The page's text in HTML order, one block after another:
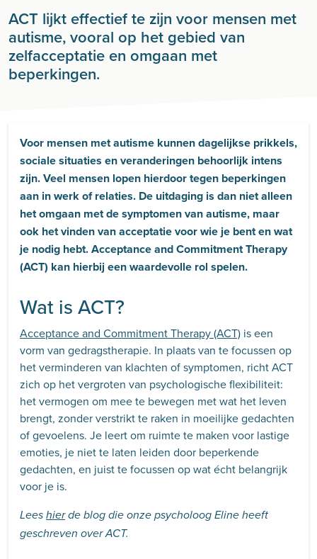
ACT lijkt effectief te zijn voor mensen met
autisme, vooral op het gebied van
zelfacceptatie en omgaan met
beperkingen.
Voor mensen met autisme kunnen dagelijkse prikkels,
sociale situaties en veranderingen behoorlijk intens
zijn. Veel mensen lopen hierdoor tegen beperkingen
aan in werk of relaties. De uitdaging is dan niet alleen
het omgaan met de symptomen van autisme, maar
ook het vinden van acceptatie voor wie je bent en wat
je nodig hebt. Acceptance and Commitment Therapy
(ACT) kan hierbij een waardevolle rol spelen.
Wat is ACT?
Acceptance and Commitment Therapy (ACT) is een
vorm van gedragstherapie. In plaats van te focussen op
het verminderen van klachten of symptomen, richt ACT
zich op het vergroten van psychologische flexibiliteit:
het vermogen om mee te bewegen met wat het leven
brengt, zonder verstrikt te raken in moeilijke gedachten
of gevoelens. Je leert om ruimte te maken voor lastige
emoties, je niet te laten leiden door beperkende
gedachten, en juist te focussen op wat écht belangrijk
voor je is.
Lees hierde blog die onze psycholoog Eline heeft
geschreven over ACT.